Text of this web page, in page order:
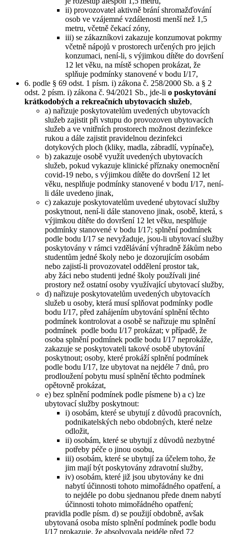
ii) provozovatel aktivně brání shromažďování
osob ve vzájemné vzdálenosti menší než 1,5
metru, včetně čekací zóny,
iii) se zákazníkovi zakazuje konzumovat pokrmy
včetně nápojů v prostorech určených pro jejich
konzumaci, není-li, s výjimkou dítěte do dovršení
12 let věku, na místě schopen prokázat, že
splňuje podmínky stanovené v bodu I/17,
6. podle § 69 odst. 1 písm. i) zákona č. 258/2000 Sb. a § 2
odst. 2 písm. i) zákona č. 94/2021 Sb., jde-li o poskytování
krátkodobých a rekreačních ubytovacích služeb,
a) nařizuje poskytovatelům uvedených ubytovacích
služeb zajistit při vstupu do provozoven ubytovacích
služeb a ve vnitřních prostorech možnost dezinfekce
rukou a dále zajistit pravidelnou dezinfekci
dotykových ploch (kliky, madla, zábradlí, vypínače),
b) zakazuje osobě využít uvedených ubytovacích
služeb, pokud vykazuje klinické příznaky onemocnění
covid-19 nebo, s výjimkou dítěte do dovršení 12 let
věku, nesplňuje podmínky stanovené v bodu I/17, není-
li dále uvedeno jinak,
c) zakazuje poskytovatelům uvedené ubytovací služby
poskytnout, není-li dále stanoveno jinak, osobě, která, s
výjimkou dítěte do dovršení 12 let věku, nesplňuje
podmínky stanovené v bodu I/17; splnění podmínek
podle bodu I/17 se nevyžaduje, jsou-li ubytovací služby
poskytovány v rámci vzdělávání výhradně žákům nebo
studentům jedné školy nebo je dozorujícím osobám
nebo zajistí-li provozovatel oddělení prostor tak,
aby žáci nebo studenti jedné školy používali jiné
prostory než ostatní osoby využívající ubytovací služby,
d) nařizuje poskytovatelům uvedených ubytovacích
služeb u osoby, která musí splňovat podmínky podle
bodu I/17, před zahájením ubytování splnění těchto
podmínek kontrolovat a osobě se nařizuje mu splnění
podmínek podle bodu I/17 prokázat; v případě, že
osoba splnění podmínek podle bodu I/17 neprokáže,
zakazuje se poskytovateli takové osobě ubytování
poskytnout; osoby, které prokáží splnění podmínek
podle bodu I/17, lze ubytovat na nejdéle 7 dnů, pro
prodloužení pobytu musí splnění těchto podmínek
opětovně prokázat,
e) bez splnění podmínek podle písmene b) a c) lze
ubytovací služby poskytnout:
i) osobám, které se ubytují z důvodů pracovních,
podnikatelských nebo obdobných, které nelze
odložit,
ii) osobám, které se ubytují z důvodů nezbytné
potřeby péče o jinou osobu,
iii) osobám, které se ubytují za účelem toho, že
jim mají být poskytovány zdravotní služby,
iv) osobám, které již jsou ubytovány ke dni
nabytí účinnosti tohoto mimořádného opatření, a
to nejdéle po dobu sjednanou přede dnem nabytí
účinnosti tohoto mimořádného opatření;
pravidla podle písm. d) se použijí obdobně, avšak
ubytovaná osoba místo splnění podmínek podle bodu
I/17 prokazuje, že absolvovala nejdéle před 72